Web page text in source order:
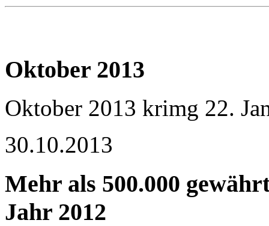
Oktober 2013
Oktober 2013 krimg 22.
30.10.2013
Mehr als 500.000
Jahr 2012